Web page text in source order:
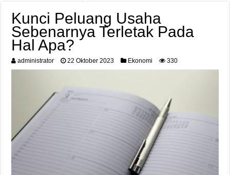
Kunci Peluang Usaha
Sebenarnya Terletak Pada
Hal Apa?
administrator 22 Oktober 2023 Ekonomi 330